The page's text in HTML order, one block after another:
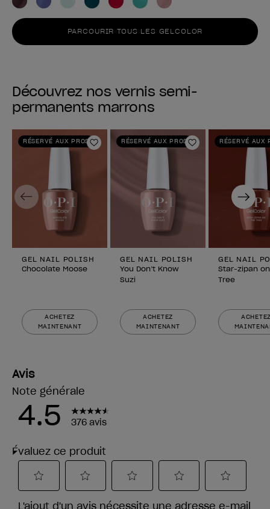
PARCOURIR TOUS LES GELCOLOR
Découvrez nos vernis semi-
permanents marrons
RÉSERVÉ AUX PROS
Ajouter aux favoris
GEL NAIL POLISH
Chocolate Moose
ACHETEZ
MAINTENANT
RÉSERVÉ AUX PROS
Ajouter aux
GEL NAIL POLISH
You Don’t Know
Suzi
ACHETEZ
MAINTENANT
RÉSERVÉ AUX
GEL NAIL
Star-zipan
Tree
Previous Next